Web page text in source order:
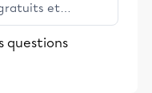
et
les élèves
la réussite
questions